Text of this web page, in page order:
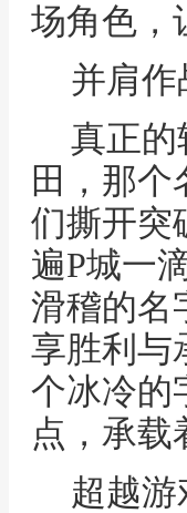
场角色，
并肩
真正的
田，那个
们撕开突
遍P城一
滑稽的名
享胜利与
个冰冷的
点，承载
超越